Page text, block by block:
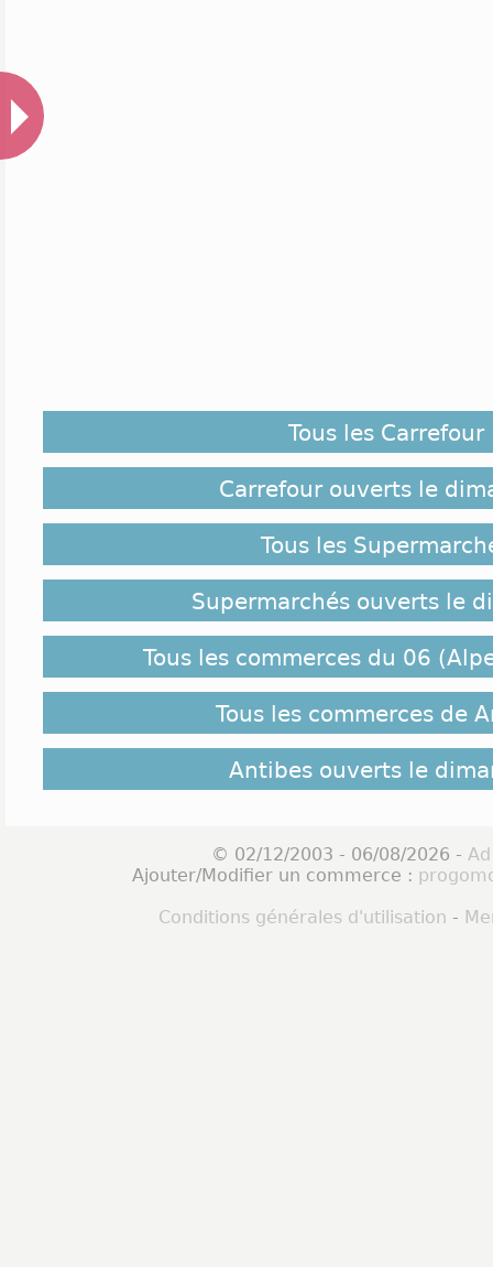
Tous les Carrefour
Carrefour ouverts le
Tous les
Supermarchés ouverts le
Tous les commerces du 06
Tous les commerces de
Antibes ouverts le
© 02/12/2003 - 06/08/2026 -
Ajouter/Modifier un commerce :
Conditions générales d'utilisation -